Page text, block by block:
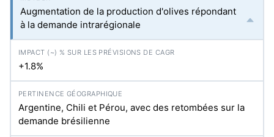
Augmentation de la production d'olives répondant
à la demande intrarégionale
+1.8%
Argentine, Chili et Pérou, avec des retombées sur la
demande brésilienne